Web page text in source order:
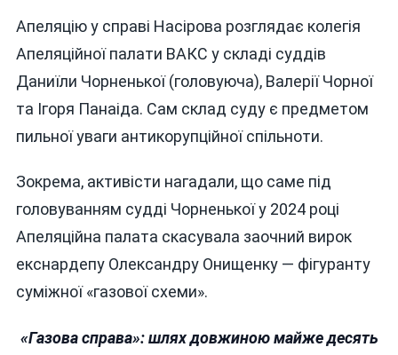
Апеляцію у справі Насірова розглядає колегія
Апеляційної палати ВАКС у складі суддів
Даниїли Чорненької (головуюча), Валерії Чорної
та Ігоря Панаіда. Сам склад суду є предметом
пильної уваги антикорупційної спільноти.
Зокрема, активісти нагадали, що саме під
головуванням судді Чорненької у 2024 році
Апеляційна палата скасувала заочний вирок
екснардепу Олександру Онищенку — фігуранту
суміжної «газової схеми».
«Газова справа»: шлях довжиною майже десять